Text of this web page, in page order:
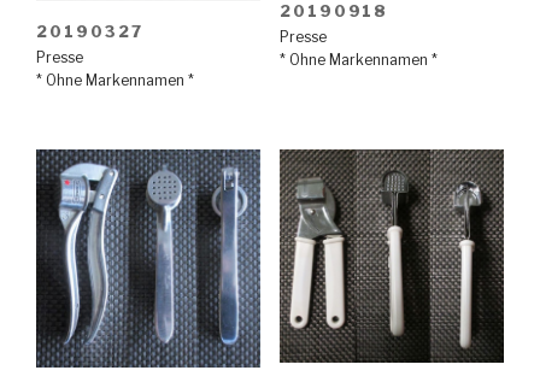
20190327
Presse
* Ohne Markennamen *
20190918
Presse
* Ohne Markennamen *